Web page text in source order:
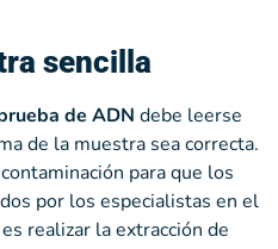
sencilla
de ADN debe leerse
de la muestra sea correcta.
para que los
por los especialistas en el
realizar la extracción de